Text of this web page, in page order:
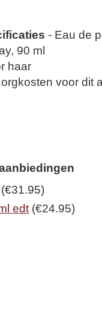
- Eau de
90 ml
haar
voor dit
(€31.95)
edt (€24.95)